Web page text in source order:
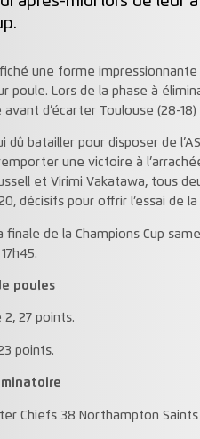
une forme
poule. Lors de la phase à
d’écarter Toulouse (28-
dû batailler pour disposer de
une victoire à
et Virimi Vakatawa, tous
décisifs pour offrir l’essai de
de la Champions Cup
poules
2, 27 points.
points.
Chiefs 38 Northampton Saints